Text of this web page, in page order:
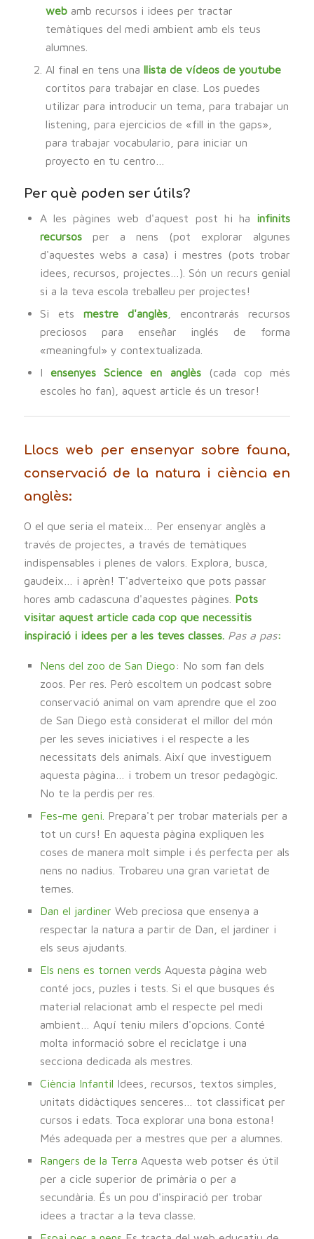
webamb recursos i idees per tractar
temàtiques del medi ambient amb els teus
alumnes.
Al final en tens una llista de vídeos de youtube
cortitos para trabajar en clase. Los puedes
utilizar para introducir un tema, para trabajar un
listening, para ejercicios de «fill in the gaps»,
para trabajar vocabulario, para iniciar un
proyecto en tu centro…
Per què poden ser útils?
A les pàgines web d'aquest post hi ha infinits
recursosper a nens (pot explorar algunes
d'aquestes webs a casa) i mestres (pots trobar
idees, recursos, projectes…). Són un recurs genial
si a la teva escola treballeu per projectes!
Si ets mestre d'anglès , encontrarás recursos
preciosos para enseñar inglés de forma
«meaningful» y contextualizada.
I ensenyes Science en anglès(cada cop més
escoles ho fan), aquest article és un tresor!
Llocs web per ensenyar sobre fauna,
conservació de la natura i ciència en
anglès:
O el que seria el mateix… Per ensenyar anglès a
través de projectes, a través de temàtiques
indispensables i plenes de valors. Explora, busca,
gaudeix… i aprèn! T'adverteixo que pots passar
hores amb cadascuna d'aquestes pàgines. Pots
visitar aquest article cada cop que necessitis
inspiració i idees per a les teves classes. Pas a pas:
Nens del zoo de San Diego : No som fan dels
zoos. Per res. Però escoltem un podcast sobre
conservació animal on vam aprendre que el zoo
de San Diego està considerat el millor del món
per les seves iniciatives i el respecte a les
necessitats dels animals. Així que investiguem
aquesta pàgina… i trobem un tresor pedagògic.
No te la perdis per res.
Fes-me geni.
Prepara't per trobar materials per a
tot un curs! En aquesta pàgina expliquen les
coses de manera molt simple i és perfecta per als
nens no nadius. Trobareu una gran varietat de
temes.
Dan el jardiner Web preciosa que ensenya a
respectar la natura a partir de Dan, el jardiner i
els seus ajudants.
Els nens es tornen verds Aquesta pàgina web
conté jocs, puzles i tests. Si el que busques és
material relacionat amb el respecte pel medi
ambient… Aquí teniu milers d'opcions. Conté
molta informació sobre el reciclatge i una
secciona dedicada als mestres.
Ciència Infantil Idees, recursos, textos simples,
unitats didàctiques senceres… tot classificat per
cursos i edats. Toca explorar una bona estona!
Més adequada per a mestres que per a alumnes.
Rangers de la Terra Aquesta web potser és útil
per a cicle superior de primària o per a
secundària. És un pou d'inspiració per trobar
idees a tractar a la teva classe.